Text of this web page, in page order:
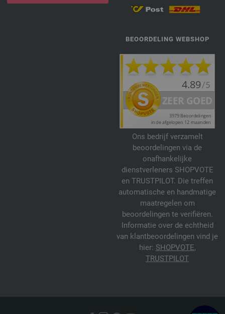
BEOORDELING WEBSHOP
Ons bedrijf verzamelt
beoordelingen via de
onafhankelijke
dienstverleners SHOPVOTE
en TRUSTPILOT. Die treffen
automatische en handmatige
maatregelen om
beoordelingen te verifiëren.
Informatie over de echtheid
van klantbeoordelingen vind je
hier: SHOPVOTE,
TRUSTPILOT